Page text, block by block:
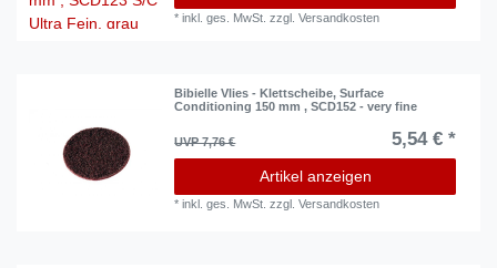
*inkl. ges. MwSt. zzgl.Versandkosten
Bibielle Vlies - Klettscheibe, Surface
Conditioning 150 mm , SCD152 - very fine
UVP 7,76 € 5,54 € *
Artikel anzeigen
*inkl. ges. MwSt. zzgl.Versandkosten